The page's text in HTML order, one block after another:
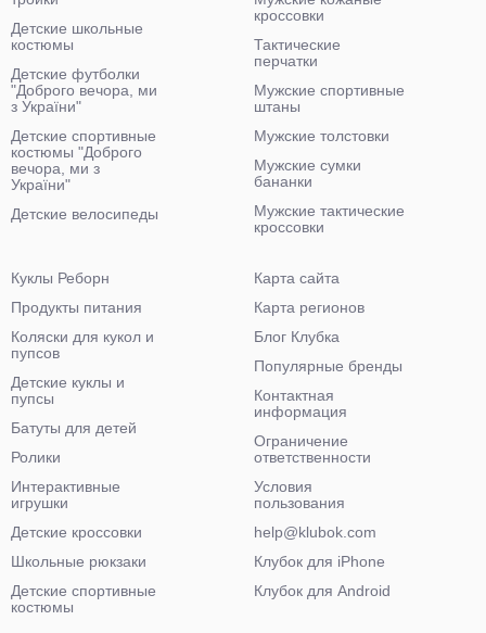
Детские школьные
костюмы
Детские футболки
"Доброго вечора, ми
з України"
Детские спортивные
костюмы "Доброго
вечора, ми з
України"
Детские велосипеды
кроссовки
Тактические
перчатки
Мужские спортивные
штаны
Мужские толстовки
Мужские сумки
бананки
Мужские тактические
кроссовки
Куклы Реборн
Продукты питания
Коляски для кукол и
пупсов
Детские куклы и
пупсы
Батуты для детей
Ролики
Интерактивные
игрушки
Детские кроссовки
Школьные рюкзаки
Детские спортивные
костюмы
Карта сайта
Карта регионов
Блог Клубка
Популярные бренды
Контактная
информация
Ограничение
ответственности
Условия
пользования
help@klubok.com
Клубок для iPhone
Клубок для Android